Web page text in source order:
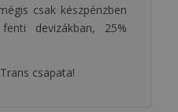
csak készpénzben
devizákban, 25%
csapata!